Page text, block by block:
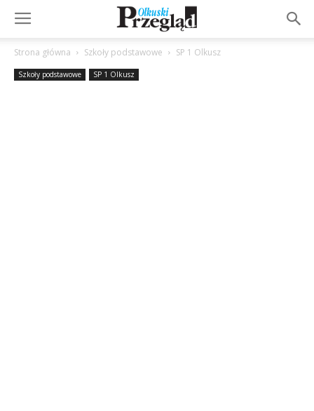
Strona główna Szkoły podstawowe SP 1 Olkusz
Szkoły podstawowe SP 1 Olkusz